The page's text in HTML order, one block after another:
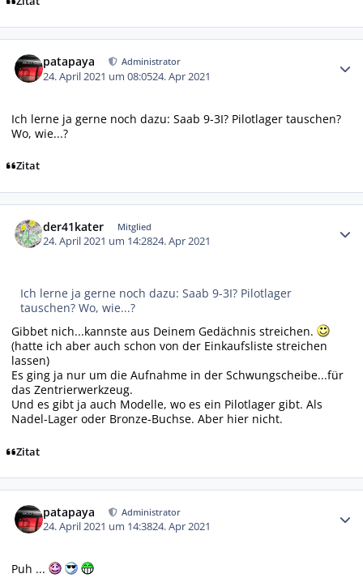
patapaya Administrator
24. April 2021 um 08:0524. Apr 2021
Ich lerne ja gerne noch dazu: Saab 9-3I? Pilotlager tauschen?
Wo, wie...?
Zitat
der41kater Mitglied
24. April 2021 um 14:2824. Apr 2021
Ich lerne ja gerne noch dazu: Saab 9-3I? Pilotlager
tauschen? Wo, wie...?
Gibbet nich...kannste aus Deinem Gedächnis streichen.
(hatte ich aber auch schon von der Einkaufsliste streichen
lassen)
Es ging ja nur um die Aufnahme in der Schwungscheibe...für
das Zentrierwerkzeug.
Und es gibt ja auch Modelle, wo es ein Pilotlager gibt. Als
Nadel-Lager oder Bronze-Buchse. Aber hier nicht.
Zitat
patapaya Administrator
24. April 2021 um 14:3824. Apr 2021
Puh ...